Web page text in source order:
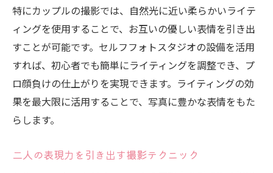
特にカップルの撮影では、自然光に近い柔らかいライテ
ィングを使用することで、お互いの優しい表情を引き出
すことが可能です。セルフフォトスタジオの設備を活用
すれば、初心者でも簡単にライティングを調整でき、プ
ロ顔負けの仕上がりを実現できます。ライティングの効
果を最大限に活用することで、写真に豊かな表情をもた
らします。
二人の表現力を引き出す撮影テクニック